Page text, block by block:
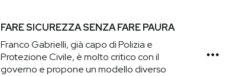
FARE SICUREZZA SENZA FARE PAURA
Franco Gabrielli, già capo di Polizia e
Protezione Civile, è molto critico con il
governo e propone un modello diverso